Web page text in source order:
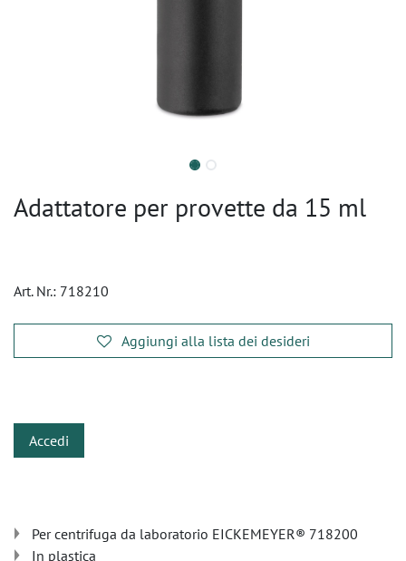
Adattatore per provette da 15 ml
Art. Nr.: 718210
Aggiungi alla lista dei desideri
Accedi
Per centrifuga da laboratorio EICKEMEYER® 718200
In plastica